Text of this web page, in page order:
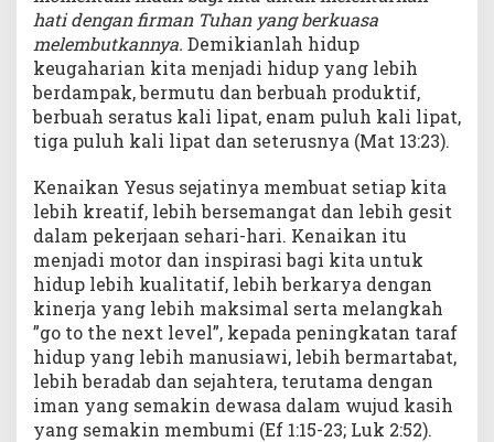
hati dengan firman Tuhan yang berkuasa
melembutkannya. Demikianlah hidup
keugaharian kita menjadi hidup yang lebih
berdampak, bermutu dan berbuah produktif,
berbuah seratus kali lipat, enam puluh kali lipat,
tiga puluh kali lipat dan seterusnya (Mat 13:23).
Kenaikan Yesus sejatinya membuat setiap kita
lebih kreatif, lebih bersemangat dan lebih gesit
dalam pekerjaan sehari-hari. Kenaikan itu
menjadi motor dan inspirasi bagi kita untuk
hidup lebih kualitatif, lebih berkarya dengan
kinerja yang lebih maksimal serta melangkah
”go to the next level”, kepada peningkatan taraf
hidup yang lebih manusiawi, lebih bermartabat,
lebih beradab dan sejahtera, terutama dengan
iman yang semakin dewasa dalam wujud kasih
yang semakin membumi (Ef 1:15-23; Luk 2:52).